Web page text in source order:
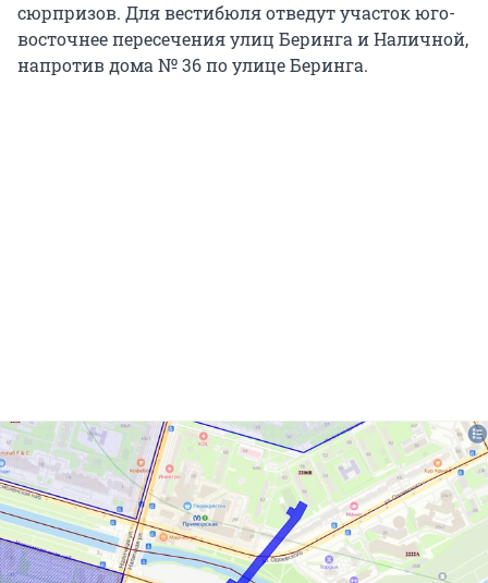
сюрпризов. Для вестибюля отведут участок юго-
восточнее пересечения улиц Беринга и Наличной,
напротив дома № 36 по улице Беринга.